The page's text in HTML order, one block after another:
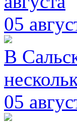
05
В
05